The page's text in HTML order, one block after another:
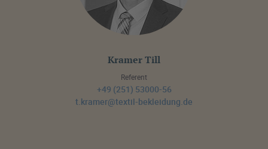
Kramer Till
Referent
+49 (251) 53000-56
t.kramer@textil-bekleidung.de